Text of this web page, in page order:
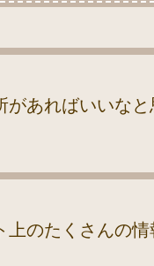
あればいいなと
のたくさんの情